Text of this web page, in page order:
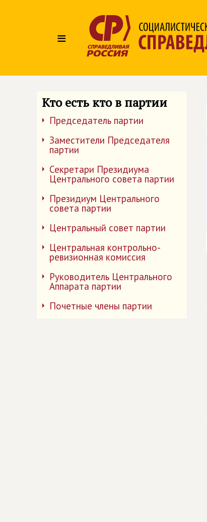
≡
Кто есть кто в партии
Председатель партии
Заместители Председателя
партии
Секретари Президиума
Центрального совета партии
Президиум Центрального
совета партии
Центральный совет партии
Центральная контрольно-
ревизионная комиссия
Руководитель Центрального
Аппарата партии
Почетные члены партии